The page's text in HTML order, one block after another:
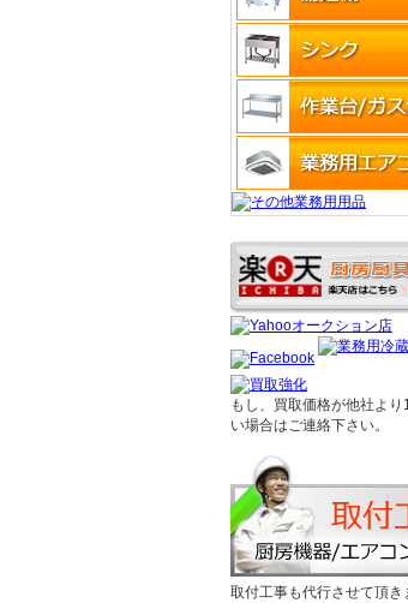
もし、買取価格が他社より
い場合はご連絡下さい。
取付工事も代行させて頂き